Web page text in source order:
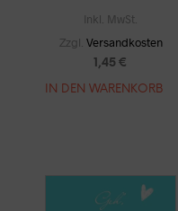
Inkl. MwSt.
Zzgl. Versandkosten
1,45€
IN DEN WARENKORB